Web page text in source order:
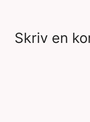
Skriv en